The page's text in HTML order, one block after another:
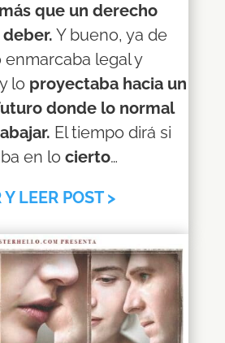
más que un derecho
Y bueno, ya de
enmarcaba legal y
lo proyectaba hacia un
donde lo normal
El tiempo dirá si
en lo cierto…
Y LEER POST >